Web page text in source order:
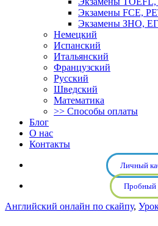
Экзамены FCE,
Экзамены ЗНО,
Немецкий
Испанский
Итальянский
Французский
Русский
Шведский
Математика
>> Способы оплаты
Блог
О нас
Контакты
Личный
Пробный
Английский онлайн по скайпу,